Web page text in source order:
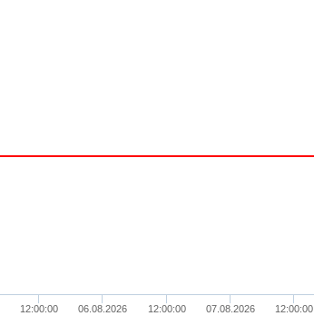
12:00:00
06.08.2026
12:00:00
07.08.2026
12:00:00